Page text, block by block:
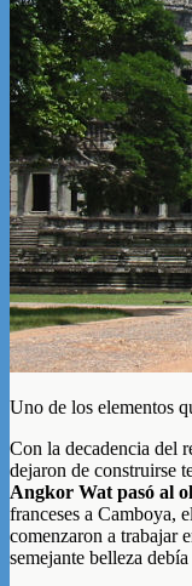
Uno de los elementos
Con la decadencia del
dejaron de construirse
Angkor Wat pasó al
franceses a Camboya,
comenzaron a trabajar
semejante belleza